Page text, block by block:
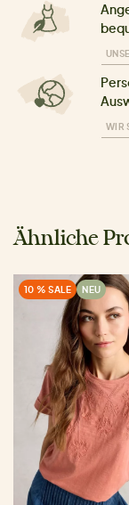
WIR
Ähnliche
10 % SALE NEU